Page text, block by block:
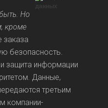
Но
кроме
заказа
безопасность.
защита информации
Данные,
третьим
компании-